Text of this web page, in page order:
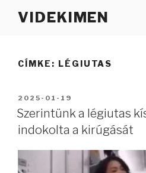
VIDEKIMEN
CÍMKE: LÉGIUTAS
BEKÜLDVE:
2025-01-19
Szerintünk a légiutas
indokolta a kirúgását